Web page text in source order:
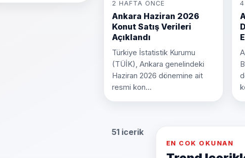
2 HAFTA ÖNCE
Ankara Haziran 2026
Konut Satış Verileri
Açıklandı
Türkiye İstatistik Kurumu
(TÜİK), Ankara genelindeki
Haziran 2026 dönemine ait
resmi kon...
51 icerik
EN COK OKUNAN